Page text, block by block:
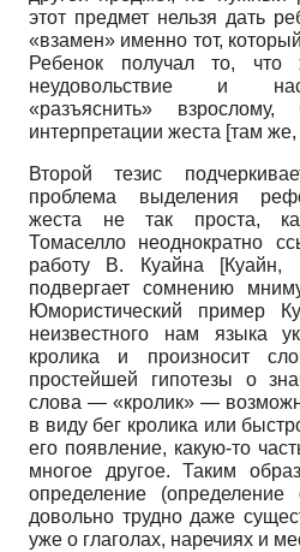
этот предмет нельзя дать
«взамен» именно тот,
Ребенок получал то, что
неудовольствие и
«разъяснить»
интерпретации жеста [там же,
Второй тезис
проблема выделения
жеста не так проста,
Томаселло неоднократно
работу В. Куайна
[Куайн,
подвергает сомнению
Юмористический пример
неизвестного нам языка
кролика и произносит
простейшей гипотезы о
слова — «кролик» —
в виду бег кролика или
его появление, какую-то
многое другое. Таким
определение
довольно трудно даже
уже о глаголах, наречиях и